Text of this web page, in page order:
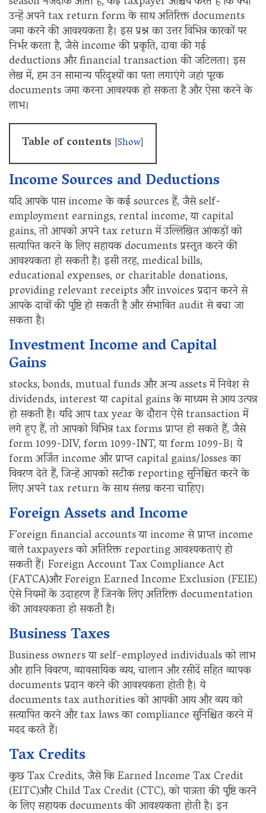
उन्हें अपने tax return form के साथ अतिरिक्त documents
जमा करने की आवश्यकता है। इस प्रश्न का उत्तर विभिन्न कारकों पर
निर्भर करता है, जैसे income की प्रकृति, दावा की गई
deductions और financial transaction की जटिलता। इस
लेख में, हम उन सामान्य परिदृश्यों का पता लगाएंगे जहां पूरक
documents जमा करना आवश्यक हो सकता है और ऐसा करने के
लाभ।
Table of contents [Show]
Income Sources and Deductions
यदि आपके पास income के कई sources हैं, जैसे self-
employment earnings, rental income, या capital
gains, तो आपको अपने tax return में उल्लिखित आंकड़ों को
सत्यापित करने के लिए सहायक documents प्रस्तुत करने की
आवश्यकता हो सकती है। इसी तरह, medical bills,
educational expenses, or charitable donations,
providing relevant receipts और invoices प्रदान करने से
आपके दावों की पुष्टि हो सकती है और संभावित audit से बचा जा
सकता है।
Investment Income and Capital
Gains
stocks, bonds, mutual funds और अन्य assets में निवेश से
dividends, interest या capital gains के माध्यम से आय उत्पन्न
हो सकती है। यदि आप tax year के दौरान ऐसे transaction में
लगे हुए हैं, तो आपको विभिन्न tax forms प्राप्त हो सकते हैं, जैसे
form 1099-DIV, form 1099-INT, या form 1099-B। ये
form अर्जित income और प्राप्त capital gains/losses का
विवरण देते हैं, जिन्हें आपको सटीक reporting सुनिश्चित करने के
लिए अपने tax return के साथ संलग्न करना चाहिए।
Foreign Assets and Income
F’oreign financial accounts या income से प्राप्त income
वाले taxpayers को अतिरिक्त reporting आवश्यकताएं हो
सकती हैं। Foreign Account Tax Compliance Act
(FATCA)और Foreign Earned Income Exclusion (FEIE)
ऐसे नियमों के उदाहरण हैं जिनके लिए अतिरिक्त documentation
की आवश्यकता हो सकती है।
Business Taxes
Business owners या self-employed individuals को लाभ
और हानि विवरण, व्यावसायिक व्यय, चालान और रसीदें सहित व्यापक
documents प्रदान करने की आवश्यकता होती है। ये
documents tax authorities को आपकी आय और व्यय को
सत्यापित करने और tax laws का compliance सुनिश्चित करने में
मदद करते हैं।
Tax Credits
कुछ Tax Credits, जैसे कि Earned Income Tax Credit
(EITC)और Child Tax Credit (CTC), को पात्रता की पुष्टि करने
के लिए सहायक documents की आवश्यकता होती है। इन